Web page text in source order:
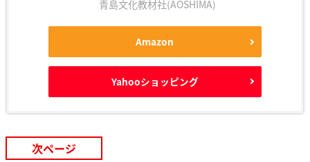
青島文化教材社(AOSHIMA)
Amazon
Yahooショッピング
次ページ